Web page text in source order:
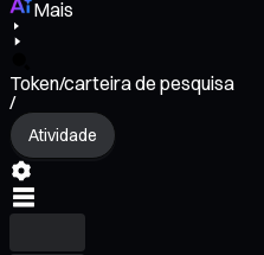
Mais
Token/carteira de pesquisa
/
Atividade